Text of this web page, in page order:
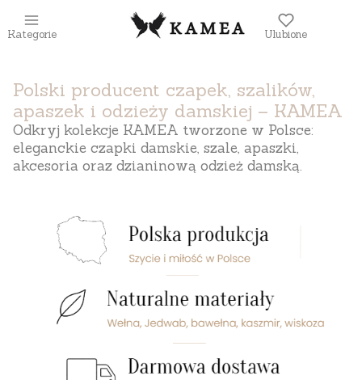
Kategorie Ulubione
Polski producent czapek, szalików,
apaszek i odzieży damskiej – KAMEA
Odkryj kolekcje KAMEA tworzone w Polsce:
eleganckie czapki damskie, szale, apaszki,
akcesoria oraz dzianinową odzież damską.